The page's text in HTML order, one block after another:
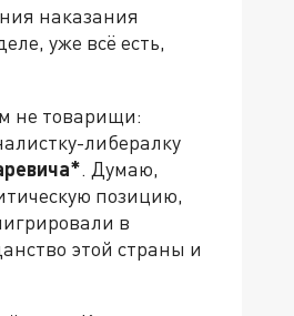
наказания
уже всё есть,
не товарищи:
либералку
. Думаю,
позицию,
в
этой страны и